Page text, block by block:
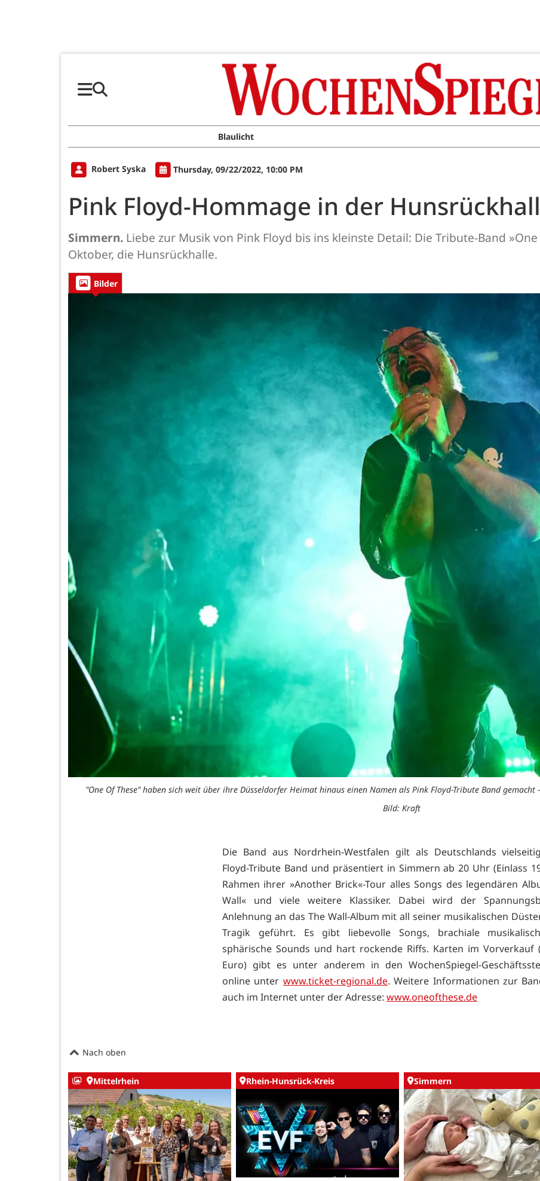
Blaulicht
Robert Syska Thursday, 09/22/2022, 10:00 PM
Pink Floyd-Hommage in der
Simmern. Liebe zur Musik von Pink Floyd bis ins kleinste Detail: Die Tribute-Band
Oktober, die Hunsrückhalle.
Bilder
"One Of These" haben sich weit über ihre Düsseldorfer Heimat hinaus einen Namen als Pink Floyd-Tribute Band
Bild: Kraft
Die Band aus Nordrhein-Westfalen gilt als Deutschlands
Floyd-Tribute Band und präsentiert in Simmern ab 20 Uhr (Einlass
Rahmen ihrer »Another Brick«-Tour alles Songs des legendären
Wall« und viele weitere Klassiker. Dabei wird der
Anlehnung an das The Wall-Album mit all seiner musikalischen
Tragik geführt. Es gibt liebevolle Songs, brachiale
sphärische Sounds und hart rockende Riffs. Karten im Vorverkauf
Euro) gibt es unter anderem in den WochenSpiegel-
online unter www.ticket-regional.de. Weitere Informationen zur
auch im Internet unter der Adresse: www.oneofthese.de
Nach oben
Mittelrhein Rhein-Hunsrück-Kreis Simmern